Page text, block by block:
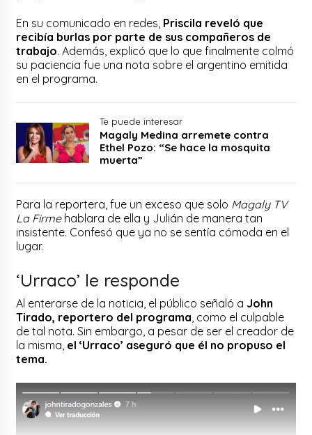
En su comunicado en redes, Priscila reveló que
recibía burlas por parte de sus compañeros de
trabajo. Además, explicó que lo que finalmente colmó
su paciencia fue una nota sobre el argentino emitida
en el programa.
Te puede interesar
Magaly Medina arremete contra
Ethel Pozo: “Se hace la mosquita
muerta”
Para la reportera, fue un exceso que solo Magaly TV
La Firmehablara de ella y Julián de manera tan
insistente. Confesó que ya no se sentía cómoda en el
lugar.
‘Urraco’ le responde
Al enterarse de la noticia, el público señaló a John
Tirado, reportero del programa , como el culpable
de tal nota. Sin embargo, a pesar de ser el creador de
la misma, el ‘Urraco’ aseguró que él no propuso el
tema.